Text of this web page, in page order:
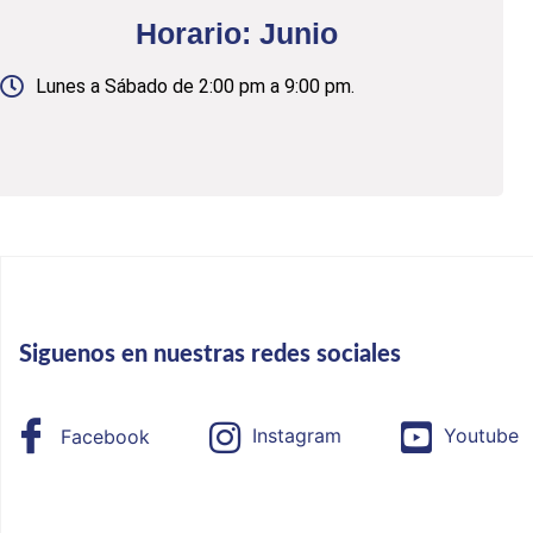
Horario: Junio
Lunes a Sábado de 2:00 pm a 9:00 pm.
Siguenos en nuestras redes sociales
Facebook Instagram Youtube